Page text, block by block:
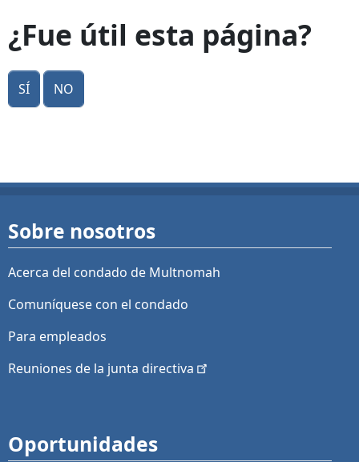
¿Fue útil esta página?
Sí No
Sobre nosotros
Acerca del condado de Multnomah
Comuníquese con el condado
Para empleados
Reuniones de la junta directiva
Oportunidades